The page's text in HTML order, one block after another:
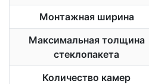
Монтажная ширина
Максимальная толщина
стеклопакета
Количество камер